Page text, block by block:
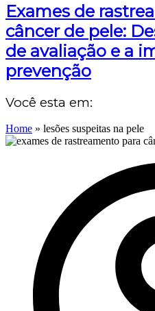
Exames de
câncer de pele:
de avaliação e a
prevenção
Você esta em:
Home » lesões suspeitas na pele